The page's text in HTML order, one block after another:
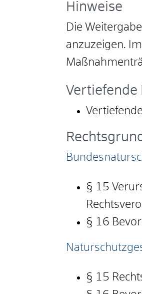
Hinweise
Die
anzuzeigen.
§ 15
§ 16
§ 15